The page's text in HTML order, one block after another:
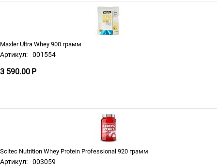
Maxler Ultra Whey 900 грамм
Артикул: 001554
3 590.00 Р
Scitec Nutrition Whey Protein Professional 920 грамм
Артикул: 003059